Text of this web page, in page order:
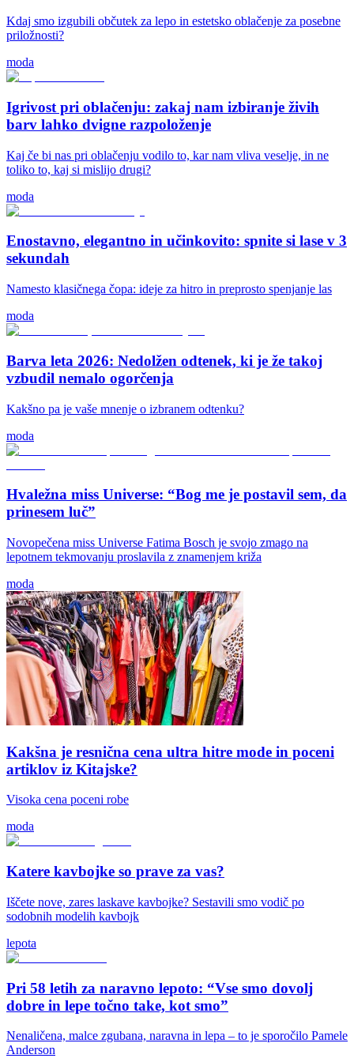
Kdaj smo izgubili občutek za lepo in estetsko oblačenje za posebne
priložnosti?
moda
Igrivost pri oblačenju: zakaj nam izbiranje živih
barv lahko dvigne razpoloženje
Kaj če bi nas pri oblačenju vodilo to, kar nam vliva veselje, in ne
toliko to, kaj si mislijo drugi?
moda
Enostavno, elegantno in učinkovito: spnite si lase v 3
sekundah
Namesto klasičnega čopa: ideje za hitro in preprosto spenjanje las
moda
Barva leta 2026: Nedolžen odtenek, ki je že takoj
vzbudil nemalo ogorčenja
Kakšno pa je vaše mnenje o izbranem odtenku?
moda
Hvaležna miss Universe: “Bog me je postavil sem, da
prinesem luč”
Novopečena miss Universe Fatima Bosch je svojo zmago na
lepotnem tekmovanju proslavila z znamenjem križa
moda
Kakšna je resnična cena ultra hitre mode in poceni
artiklov iz Kitajske?
Visoka cena poceni robe
moda
Katere kavbojke so prave za vas?
Iščete nove, zares laskave kavbojke? Sestavili smo vodič po
sodobnih modelih kavbojk
lepota
Pri 58 letih za naravno lepoto: “Vse smo dovolj
dobre in lepe točno take, kot smo”
Nenaličena, malce zgubana, naravna in lepa – to je sporočilo Pamele
Anderson